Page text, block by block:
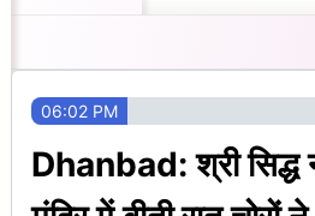
06:02 PM
Dhanbad: श्री सिद्ध